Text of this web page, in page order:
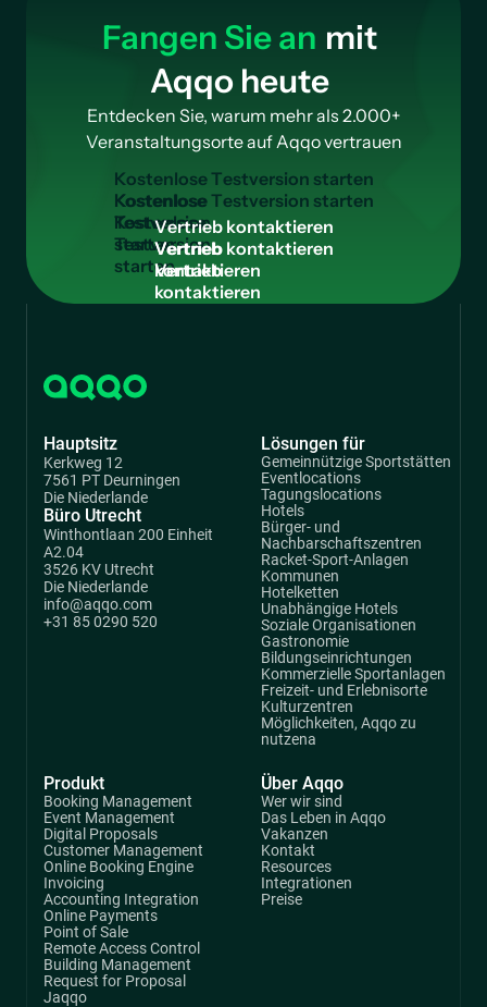
Fangen Sie an mit
Aqqo heute
Entdecken Sie, warum mehr als 2.000+
Veranstaltungsorte auf Aqqo vertrauen
KostenloseTestversion starten
Kostenlose
Testversion
starten
Vertrieb kontaktieren
Vertrieb
kontaktieren
Hauptsitz
Kerkweg 12
7561 PT Deurningen
Die Niederlande
Büro Utrecht
Winthontlaan 200 Einheit
A2.04
3526 KV Utrecht
Die Niederlande
info@aqqo.com
+31 85 0290 520
Produkt
Booking Management
Event Management
Digital Proposals
Customer Management
Online Booking Engine
Invoicing
Accounting Integration
Online Payments
Point of Sale
Remote Access Control
Building Management
Request for Proposal
Jaqqo
Lösungen für
Gemeinnützige Sportstätten
Eventlocations
Tagungslocations
Hotels
Bürger- und
Nachbarschaftszentren
Racket-Sport-Anlagen
Kommunen
Hotelketten
Unabhängige Hotels
Soziale Organisationen
Gastronomie
Bildungseinrichtungen
Kommerzielle Sportanlagen
Freizeit- und Erlebnisorte
Kulturzentren
Möglichkeiten, Aqqo zu
nutzena
Über Aqqo
Wer wir sind
Das Leben in Aqqo
Vakanzen
Kontakt
Resources
Integrationen
Preise